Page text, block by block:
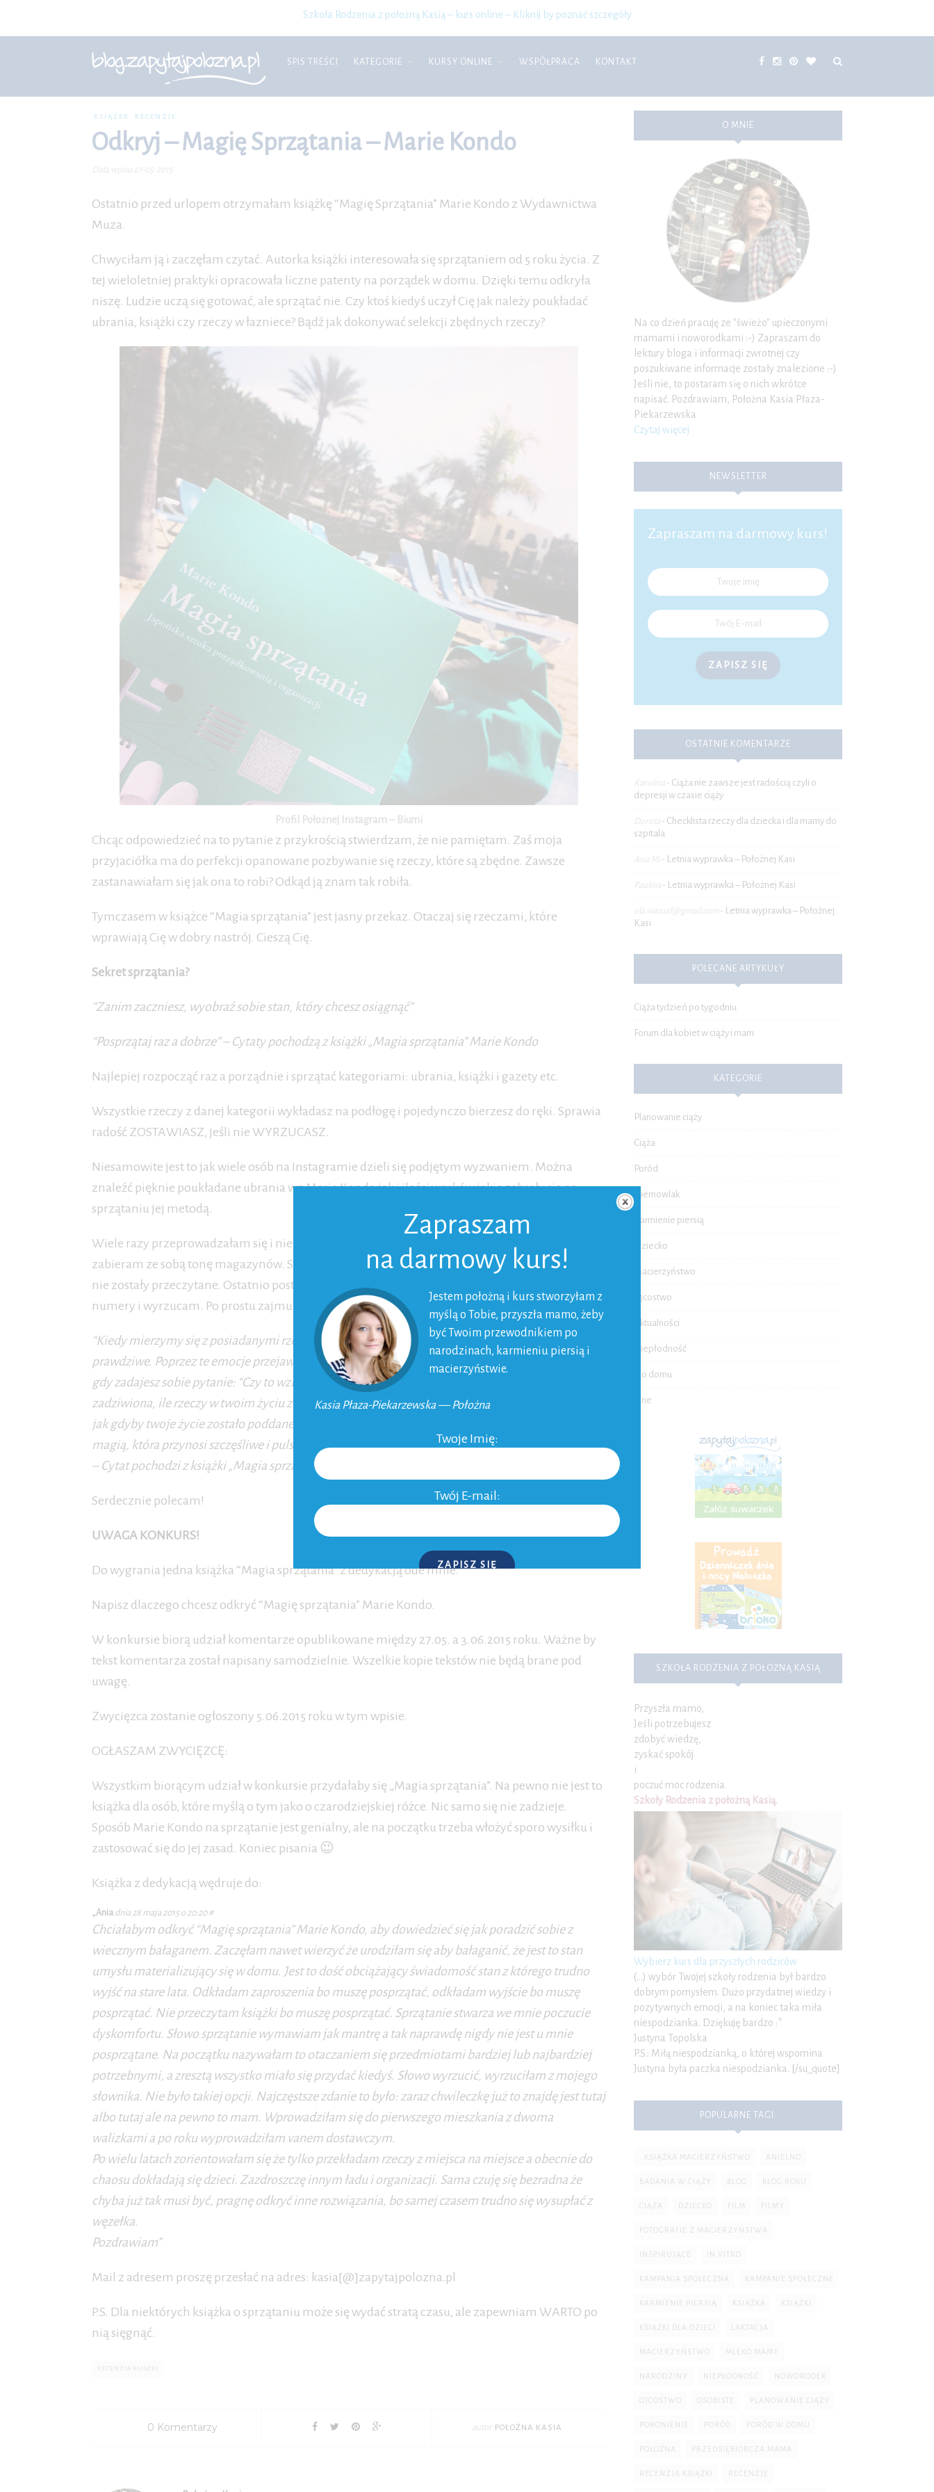
Szkoła Rodzenia z położną Kasią – kurs online – Kliknij by poznać szczegóły
SPIS TREŚCI KATEGORIE KURSY ONLINE WSPÓŁPRACA KONTAKT
KSIĄŻEK RECENZJE
Odkryj – Magię Sprzątania – Marie Kondo
Data wpisu 27-05-2015
Ostatnio przed urlopem otrzymałam książkę “Magię Sprzątania” Marie Kondo z Wydawnictwa
Muza.
Chwyciłam ją i zaczęłam czytać. Autorka książki interesowała się sprzątaniem od 5 roku życia. Z
tej wieloletniej praktyki opracowała liczne patenty na porządek w domu. Dzięki temu odkryła
niszę. Ludzie uczą się gotować, ale sprzątać nie. Czy ktoś kiedyś uczył Cię jak należy poukładać
ubrania, książki czy rzeczy w łazniece? Bądź jak dokonywać selekcji zbędnych rzeczy?
Profil Położnej Instagram – Biumi
Chcąc odpowiedzieć na to pytanie z przykrością stwierdzam, że nie pamiętam. Zaś moja
przyjaciółka ma do perfekcji opanowane pozbywanie się rzeczy, które są zbędne. Zawsze
zastanawiałam się jak ona to robi? Odkąd ją znam tak robiła.
Tymczasem w książce “Magia sprzątania” jest jasny przekaz. Otaczaj się rzeczami, które
wprawiają Cię w dobry nastrój. Cieszą Cię.
Sekret sprzątania?
“Zanim zaczniesz, wyobraź sobie stan, który chcesz osiągnąć”
“Posprzątaj raz a dobrze” – Cytaty pochodzą z książki „Magia sprzątania” Marie Kondo
Najlepiej rozpocząć raz a porządnie i sprzątać kategoriami: ubrania, książki i gazety etc.
Wszystkie rzeczy z danej kategorii wykładasz na podłogę i pojedynczo bierzesz do ręki. Sprawia
radość ZOSTAWIASZ, jeśli nie WYRZUCASZ.
Niesamowite jest to jak wiele osób na Instagramie dzieli się podjętym wyzwaniem. Można
znaleźć pięknie poukładane ubrania wg Marie Kondo jak i ilości worków jakie zebrały się po
sprzątaniu jej metodą.
Wiele razy przeprowadzałam się i nie zapomnę jak Pan z politowaniem spojrzał na mnie, że
zabieram ze sobą tonę magazynów. Są to magazyny, które albo zawierały ciekawy felieton, albo
nie zostały przeczytane. Ostatnio postanowiłam zaprzestać kupowania gazet. Czytam stare
numery i wyrzucam. Po prostu zajmują miejsce, a tak na prawdę nie są nikomu potrzebne.
“Kiedy mierzymy się z posiadanymi rzeczami, budzi się w nas wiele emocji. Te emocje są
prawdziwe. Poprzez te emocje przejawia się energia życiowa. Uwierz temu, co mówi twoje serce,
gdy zadajesz sobie pytanie: “Czy to wzbudza moją radość?”. Jeżeli kierujesz się intuicją, będzie
zadziwiona, ile rzeczy w twoim życiu zacznie się splatać i jakie nastąpią radykalne zmiany. To tak
jak gdyby twoje życie zostało poddane działaniu magii. Uporządkowanie domu jest właśnie tą
magią, która przynosi szczęśliwe i pulsujące energię życia.”
– Cytat pochodzi z książki „Magia sprzątania” Marie Kondo
Serdecznie polecam!
UWAGA KONKURS!
Do wygrania jedna książka “Magia sprzątania” z dedykacją ode mnie.
Napisz dlaczego chcesz odkryć “Magię sprzątania” Marie Kondo.
W konkursie biorą udział komentarze opublikowane między 27.05. a 3.06.2015 roku. Ważne by
tekst komentarza został napisany samodzielnie. Wszelkie kopie tekstów nie będą brane pod
uwagę.
Zwycięzca zostanie ogłoszony 5.06.2015 roku w tym wpisie.
OGŁASZAM ZWYCIĘZCĘ:
Wszystkim biorącym udział w konkursie przydałaby się „Magia sprzątania”. Na pewno nie jest to
książka dla osób, które myślą o tym jako o czarodziejskiej różce. Nic samo się nie zadzieje.
Sposób Marie Kondo na sprzątanie jest genialny, ale na początku trzeba włożyć sporo wysiłku i
zastosować się do jej zasad. Koniec pisania 😉
Książka z dedykacją wędruje do:
„Ania dnia 28 maja 2015 o 20:20 #
Chciałabym odkryć “Magię sprzątania” Marie Kondo, aby dowiedzieć się jak poradzić sobie z
wiecznym bałaganem. Zaczęłam nawet wierzyć że urodziłam się aby bałaganić, że jest to stan
umysłu materializujący się w domu. Jest to dość obciążający świadomość stan z którego trudno
wyjść na stare lata. Odkładam zaproszenia bo muszę posprzątać, odkładam wyjście bo muszę
posprzątać. Nie przeczytam książki bo muszę posprzątać. Sprzątanie stwarza we mnie poczucie
dyskomfortu. Słowo sprzątanie wymawiam jak mantrę a tak naprawdę nigdy nie jest u mnie
posprzątane. Na początku nazywałam to otaczaniem się przedmiotami bardziej lub najbardziej
potrzebnymi, a zresztą wszystko miało się przydać kiedyś. Słowo wyrzucić, wyrzuciłam z mojego
słownika. Nie było takiej opcji. Najczęstsze zdanie to było: zaraz chwileczkę już to znajdę jest tutaj
albo tutaj ale na pewno to mam. Wprowadziłam się do pierwszego mieszkania z dwoma
walizkami a po roku wyprowadziłam vanem dostawczym.
Po wielu latach zorientowałam się że tylko przekładam rzeczy z miejsca na miejsce a obecnie do
chaosu dokładają się dzieci. Zazdroszczę innym ładu i organizacji. Sama czuję się bezradna że
chyba już tak musi być, pragnę odkryć inne rozwiązania, bo samej czasem trudno się wysupłać z
węzełka.
Pozdrawiam”
Mail z adresem proszę przesłać na adres: kasia[@]zapytajpolozna.pl
P.S. Dla niektórych książka o sprzątaniu może się wydać stratą czasu, ale zapewniam WARTO po
nią sięgnąć.
RECENZJA KSIĄŻKI
0 Komentarzy autor POŁOŻNA KASIA
O MNIE
Na co dzień pracuję ze "świeżo" upieczonymi
mamami i noworodkami :-) Zapraszam do
lektury bloga i informacji zwrotnej czy
poszukiwane informacje zostały znalezione :-)
Jeśli nie, to postaram się o nich wkrótce
napisać. Pozdrawiam, Położna Kasia Płaza-
Piekarzewska
Czytaj więcej
NEWSLETTER
Zapraszam na darmowy kurs!
ZAPISZ SIĘ
OSTATNIE KOMENTARZE
Karolina - Ciąża nie zawsze jest radością czyli o
depresji w czasie ciąży
Dorota - Checklista rzeczy dla dziecka i dla mamy do
szpitala
Asia Mi - Letnia wyprawka – Położnej Kasi
Paulina - Letnia wyprawka – Położnej Kasi
ola.wacuaf@gmail.com - Letnia wyprawka – Położnej
Kasi
POLECANE ARTYKUŁY
Ciąża tydzień po tygodniu
Forum dla kobiet w ciąży i mam
KATEGORIE
Planowanie ciąży
Ciąża
Poród
Niemowlak
Karmienie piersią
Dziecko
Macierzyństwo
Ojcostwo
Aktualności
Niepłodność
Do domu
Inne
SZKOŁA RODZENIA Z POŁOŻNĄ KASIĄ
Przyszła mamo,
Jeśli potrzebujesz
zdobyć wiedzę,
zyskać spokój
i
poczuć moc rodzenia.
Szkoły Rodzenia z położną Kasią.
Wybierz kurs dla przyszłych rodziców
(…) wybór Twojej szkoły rodzenia był bardzo
dobrym pomysłem. Dużo przydatnej wiedzy i
pozytywnych emocji, a na koniec taka miła
niespodzianka. Dziękuję bardzo :*
Justyna Topolska
P.S.: Miłą niespodzianką, o której wspomina
Justyna była paczka niespodzianka. [/su_quote]
POPULARNE TAGI:
. KSIĄŻKA MACIERZYŃSTWO ANIELNO
BADANIA W CIĄŻY BLOG BLOG ROKU
CIĄŻA DZIECKO FILM FILMY
FOTOGRAFIE Z MACIERZYŃSTWA
INSPIRUJĄCE IN VITRO
KAMPANIA SPOŁECZNA KAMPANIE SPOŁECZNE
KARMIENIE PIERSIĄ KSIĄŻKA KSIĄŻKI
KSIĄŻKI DLA DZIECI LAKTACJA
MACIERZYŃSTWO MLEKO MAMY
NARODZINY NIEPŁODNOŚĆ NOWORODEK
OJCOSTWO OSOBISTE PLANOWANIE CIĄŻY
PORONIENIE PORÓD PORÓD W DOMU
POŁOŻNA PRZEDSIĘBIORCZA MAMA
RECENZJA KSIĄŻKI RECENZJE
Zapraszam
na darmowy kurs!
Jestem położną i kurs stworzyłam z
myślą o Tobie, przyszła mamo, żeby
być Twoim przewodnikiem po
narodzinach, karmieniu piersią i
macierzyństwie.
Kasia Płaza-Piekarzewska — Położna
Twoje Imię:
Twój E-mail:
ZAPISZ SIĘ
P.S. W każdej chwili możesz wypisać się z kursu.